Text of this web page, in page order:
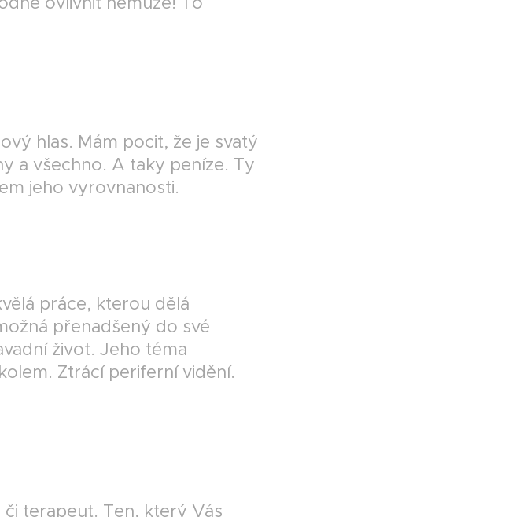
hlas. Mám pocit, že je svatý
a všechno. A taky peníze. Ty
jeho vyrovnanosti.
práce, kterou dělá
přenadšený do své
život. Jeho téma
Ztrácí periferní vidění.
terapeut. Ten, který Vás